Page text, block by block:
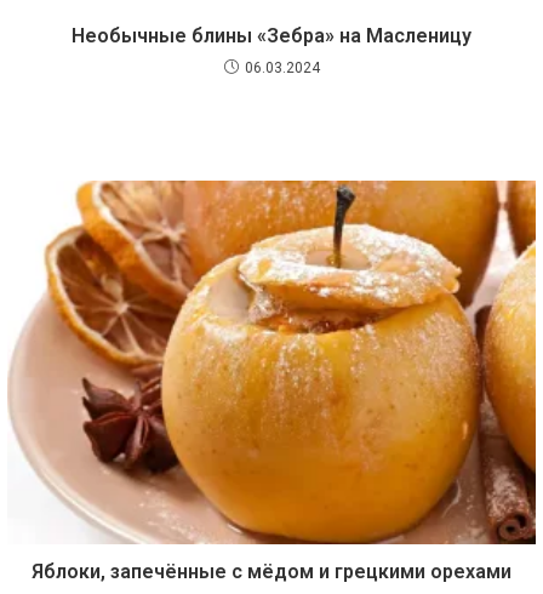
Необычные блины «Зебра» на Масленицу
06.03.2024
Яблоки, запечённые с мёдом и грецкими орехами